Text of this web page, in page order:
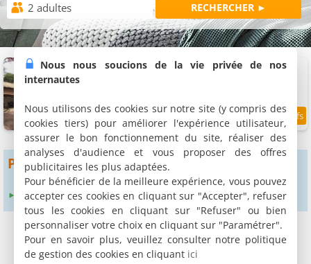
Loft em chácara Espírito Santo
1.4 km 9.7/10
Pour obtenir plus de résultats
Élargir le rayon de recherche à : 24 km
Nous nous soucions de la vie privée de nos
internautes
Nous utilisons des cookies sur notre site (y compris des
cookies tiers) pour améliorer l'expérience utilisateur,
assurer le bon fonctionnement du site, réaliser des
analyses d'audience et vous proposer des offres
publicitaires les plus adaptées.
Pour bénéficier de la meilleure expérience, vous pouvez
accepter ces cookies en cliquant sur "Accepter", refuser
tous les cookies en cliquant sur "Refuser" ou bien
personnaliser votre choix en cliquant sur "Paramétrer".
Pour en savoir plus, veuillez consulter notre politique
de gestion des cookies en cliquant ici